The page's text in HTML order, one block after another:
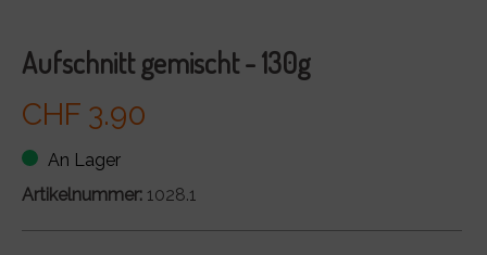
Aufschnitt gemischt - 130g
CHF 3.90
An Lager
Artikelnummer: 1028.1